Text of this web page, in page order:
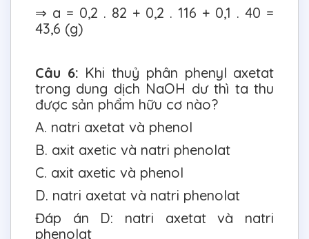
⇒ a = 0,2 . 82 + 0,2 . 116 + 0,1 . 40 =
43,6 (g)
Câu 6: Khi thuỷ phân phenyl axetat
trong dung dịch NaOH dư thì ta thu
được sản phẩm hữu cơ nào?
A. natri axetat và phenol
B. axit axetic và natri phenolat
C. axit axetic và phenol
D. natri axetat và natri phenolat
Đáp án D: natri axetat và natri
phenolat